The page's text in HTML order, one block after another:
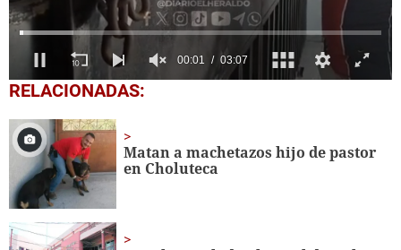
0
seconds
3
minutes,
seconds
00:02 03:07
RELACIONADAS:
Matan a machetazos hijo de pastor
en Choluteca